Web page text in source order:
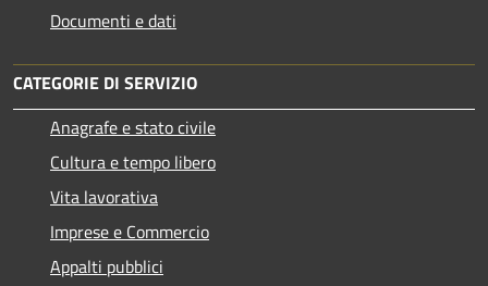
Documenti e dati
CATEGORIE DI SERVIZIO
Anagrafe e stato civile
Cultura e tempo libero
Vita lavorativa
Imprese e Commercio
Appalti pubblici